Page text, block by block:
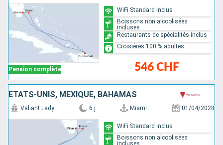
Pension complète 546 CHF
WiFi Standard inclus
Boissons non alcoolisées
incluses
Restaurants de spécialités inclus
Croisières 100 % adultes
ÉTATS-UNIS, MEXIQUE, BAHAMAS
Valiant Lady 6 j Miami 01/04/2028
WiFi Standard inclus
Boissons non alcoolisées
incluses